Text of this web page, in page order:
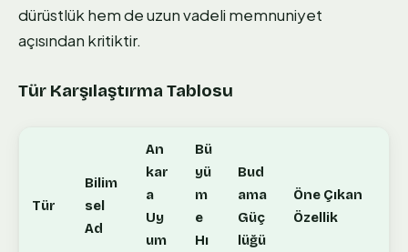
dürüstlük hem de uzun vadeli memnuniyet
açısından kritiktir.
Tür Karşılaştırma Tablosu
Tür
Bilim
sel
Ad
An
kar
a
Uy
um
Bü
yü
m
e
Hı
Bud
ama
Güç
lüğü
Öne Çıkan
Özellik